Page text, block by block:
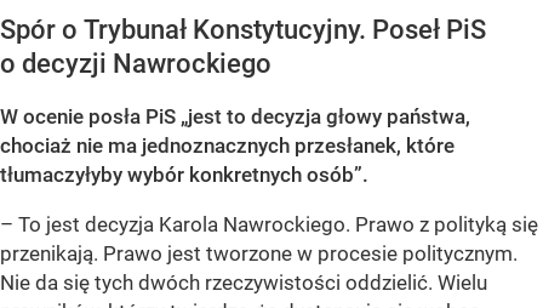
Spór o Trybunał Konstytucyjny. Poseł PiS
o decyzji Nawrockiego
W ocenie posła PiS „jest to decyzja głowy państwa,
chociaż nie ma jednoznacznych przesłanek, które
tłumaczyłyby wybór konkretnych osób”.
– To jest decyzja Karola Nawrockiego. Prawo z polityką się
przenikają. Prawo jest tworzone w procesie politycznym.
Nie da się tych dwóch rzeczywistości oddzielić. Wielu